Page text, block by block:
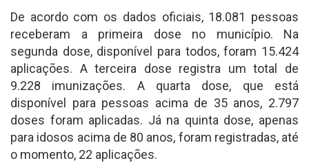
De acordo com os dados oficiais, 18.081 pessoas
receberam a primeira dose no município. Na
segunda dose, disponível para todos, foram 15.424
aplicações. A terceira dose registra um total de
9.228 imunizações. A quarta dose, que está
disponível para pessoas acima de 35 anos, 2.797
doses foram aplicadas. Já na quinta dose, apenas
para idosos acima de 80 anos, foram registradas, até
o momento, 22 aplicações.